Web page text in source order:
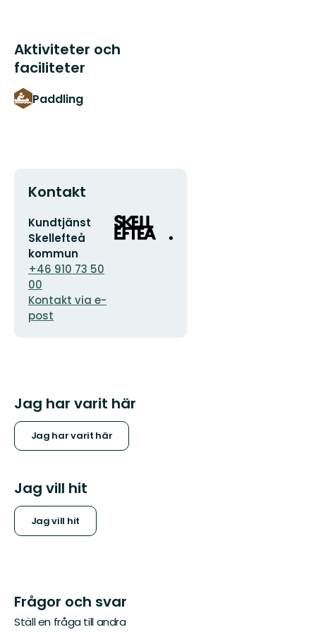
Aktiviteter och
faciliteter
Paddling
Kontakt
E-
postadress
Kundtjänst
Skellefteå
kommun
+46 910 73 50
00
Kontakt via e-
post
Organisationens
logotyp
Jag har varit här
Jag har varit här
Jag vill hit
Jag vill hit
Frågor och svar
Ställ en fråga till andra